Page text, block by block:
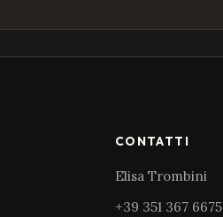
CONTATTI
Elisa Trombini
+39 351 367 6675